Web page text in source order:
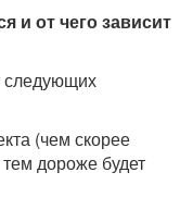
и от чего зависит
следующих
(чем скорее
дороже будет